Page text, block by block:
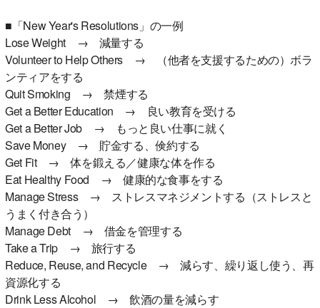
■「New Year's Resolutions」の一例
Lose Weight → 減量する
Volunteer to Help Others → （他者を支援するための）ボラ
ンティアをする
Quit Smoking → 禁煙する
Get a Better Education → 良い教育を受ける
Get a Better Job → もっと良い仕事に就く
Save Money → 貯金する、倹約する
Get Fit → 体を鍛える／健康な体を作る
Eat Healthy Food → 健康的な食事をする
Manage Stress → ストレスマネジメントする（ストレスと
うまく付き合う）
Manage Debt → 借金を管理する
Take a Trip → 旅行する
Reduce, Reuse, and Recycle → 減らす、繰り返し使う、再
資源化する
Drink Less Alcohol → 飲酒の量を減らす